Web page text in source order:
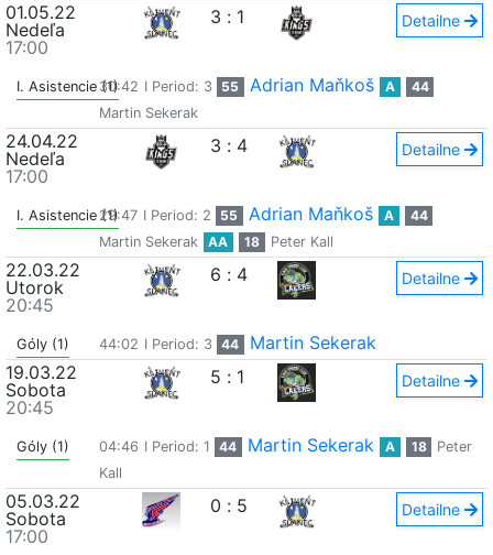
01.05.22
Nedeľa
17:00
3 : 1 Detailne
I. Asistencie (1)30:42 I Period: 3 55 Adrian Maňkoš A
44
Martin Sekerak
24.04.22
Nedeľa
17:00
3 : 4 Detailne
I. Asistencie (1)29:47 I Period: 2 55 Adrian Maňkoš A
44
Martin Sekerak
AA 18 Peter Kall
22.03.22
Utorok
20:45
6 : 4 Detailne
Góly (1) 44:02 I Period: 3 44
Martin Sekerak
19.03.22
Sobota
20:45
5 : 1 Detailne
Góly (1) 04:46 I Period: 1 44 Martin Sekerak A 18
Peter
Kall
05.03.22
Sobota
17:00
0 : 5 Detailne